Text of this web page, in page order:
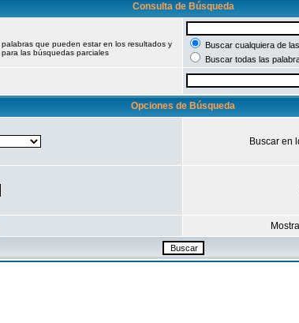
Consulta de Búsqueda
que pueden estar en los resultados y
las búsquedas parciales
Buscar cualquiera de
Buscar todas las
Opciones de Búsqueda
Buscar en